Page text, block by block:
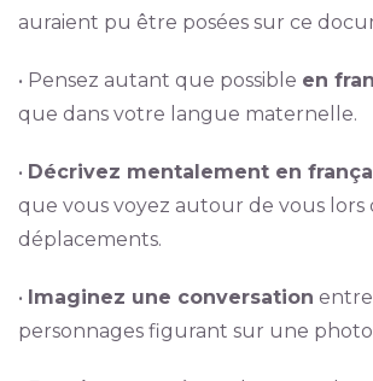
auraient pu être posées sur ce
• Pensez autant que possible en
que dans votre langue maternelle.
• Décrivez mentalement en
que vous voyez autour de vous lors
déplacements.
• Imaginez une conversation
personnages figurant sur une